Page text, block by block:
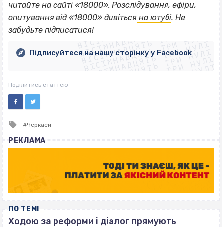
читайте на сайті «18000». Розслідування, ефіри,
опитування від «18000» дивіться на ютубі. Не
забудьте підписатися!ВІСІМНАДЦЯТЬ ТРИ НУЛІ
ВІСІМНАДЦЯТЬ ТРИ НУЛІ
ВІСІМНАДЦЯТЬ ТРИ НУЛІ
ВІСІМНАДЦЯТЬ ТРИ НУЛІ
ВІСІМНАДЦЯТЬ ТРИ НУЛІ
ВІСІМНАДЦЯТЬ ТРИ НУЛІ
ВІСІМНАДЦЯТЬ ТРИ НУЛІ
ВІСІМНАДЦЯТЬ ТРИ НУЛІ
Підписуйтеся на нашу сторінку у Facebook
Поділитись статтею
Tagged
Черкаси
РЕКЛАМА
ПО ТЕМІ
Ходою за реформи і діалог прямують